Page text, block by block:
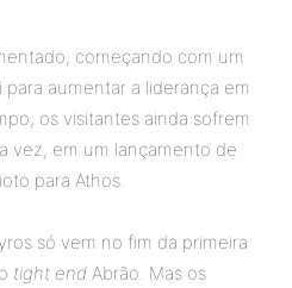
começando com um
para aumentar a liderança em
os visitantes ainda sofrem
vez, em um lançamento de
para Athos.
só vem no fim da primeira
tight end Abrão. Mas os